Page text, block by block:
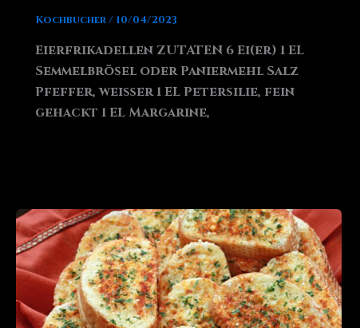
Kochbucher/ 10/04/2023
Eierfrikadellen ZUTATEN 6 Ei(er) 1 EL
Semmelbrösel oder Paniermehl Salz
Pfeffer, weißer 1 EL Petersilie, fein
gehackt 1 EL Margarine,